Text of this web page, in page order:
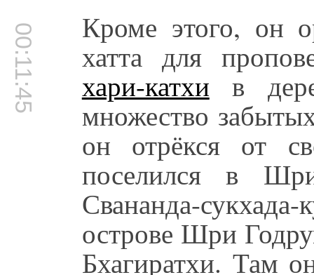
00:11:45 Кроме этого, он
хатта для
хари-катхи в
множество
он отрёкся от
поселился в
Свананда-
острове Шри
Бхагиратхи. Там